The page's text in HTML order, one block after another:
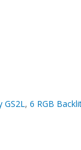
GS2L, 6 RGB